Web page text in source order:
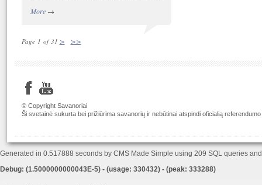
More→
Page 1 of 31 > >>
© Copyright Savanoriai
Ši svetainė sukurta bei prižiūrima savanorių ir nebūtinai atspindi oficialią
Generated in 0.517888 seconds by CMS Made Simple using 209 SQL queries
Debug: (1.5000000000043E-5) - (usage: 330432) - (peak: 333288)